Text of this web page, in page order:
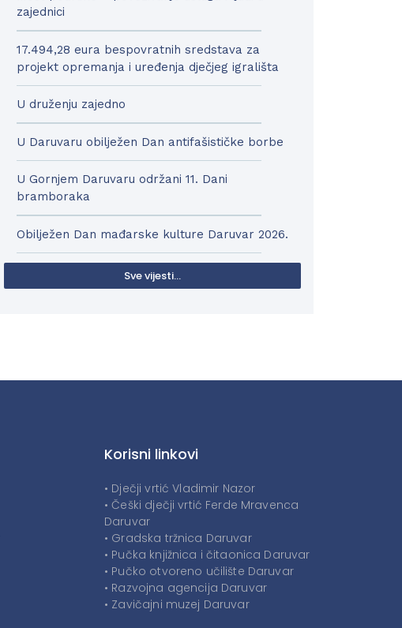
zajednici
17.494,28 eura bespovratnih sredstava za
projekt opremanja i uređenja dječjeg igrališta
U druženju zajedno
U Daruvaru obilježen Dan antifašističke borbe
U Gornjem Daruvaru održani 11. Dani
bramboraka
Obilježen Dan mađarske kulture Daruvar 2026.
Sve vijesti...
Korisni linkovi
• Dječji vrtić Vladimir Nazor
• Češki dječji vrtić Ferde Mravenca
Daruvar
• Gradska tržnica Daruvar
• Pučka knjižnica i čitaonica Daruvar
• Pučko otvoreno učilište Daruvar
• Razvojna agencija Daruvar
• Zavičajni muzej Daruvar